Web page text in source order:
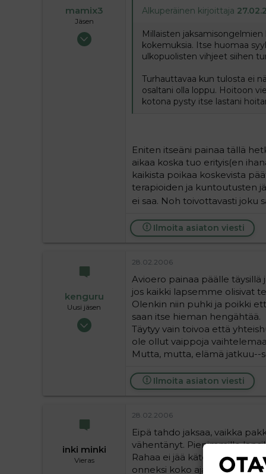
mamix3
Jäsen
17.08.2004
Alkuperäinen kirjoittaja
Millaisten
kokemuksia. Itse huomaa
ulkopuolisten vihjeet siihen
Turhauttavaa kun tulosta ei
osaltani olla loppu. Hoitoon
kotona pysty itse lastani
Eniten itseäni painaa tällä
aikaa koska tuo erityis(en
kaikista poikaa koskevista
terapioiden ja kuntoutusten
ei saa. Noh toivottavasti joku
Ilmoita asiaton viesti
kenguru
Uusi jäsen
29.09.2005
28.02.2006
Avioero painaa päälle täysillä
jos kaikki lapsemme olisivat
Olenkin niin puhki ja poikki
saan itse hieman hengähtää.
Täytyy vain toivoa että
ole ollut vaippoja
Mutta, mutta, elämä jatkuu--
Ilmoita asiaton viesti
inki minki
Vieras
28.02.2006
Eipä tahdo jaksaa, vaikka
vähentänyt. Pienimmille
Rahaa ei jää käteen paljon
onneksi koko ajan eikä ne